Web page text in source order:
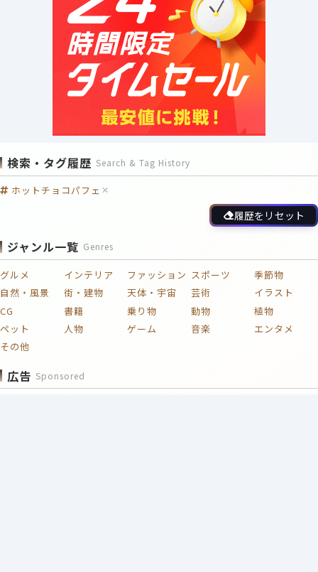
検索・タグ履歴 Search & Tag History
ホットチョコパフェ
履歴をリセット
ジャンル一覧 Genres
グルメ インテリア ファッション スポーツ
季節物
自然・風景
街・建物 天体・宇宙 芸術
イラスト
CG
書籍 乗り物 動物
植物
ペット
人物 ゲーム 音楽
エンタメ
その他
広告 Sponsored